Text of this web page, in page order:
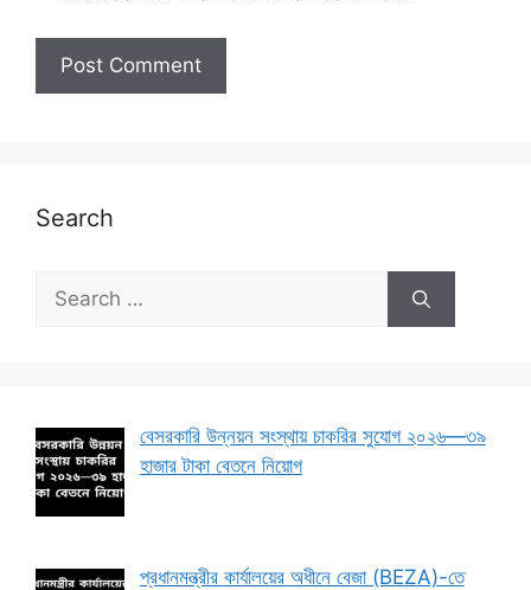
Search
Search
for:
বেসরকারি উন্নয়ন সংস্থায় চাকরির সুযোগ ২০২৬—৩৯
হাজার টাকা বেতনে নিয়োগ
প্রধানমন্ত্রীর কার্যালয়ের অধীনে বেজা (BEZA)-তে